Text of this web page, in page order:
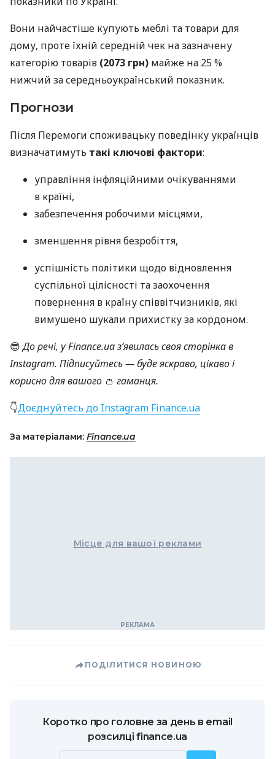
Вони найчастіше купують меблі та товари для
дому, проте їхній середній чек на зазначену
категорію товарів (2073 грн) майже на 25 %
нижчий за середньоукраїнський показник.
Прогнози
Після Перемоги споживацьку поведінку українців
визначатимуть такі ключові фактори:
управління інфляційними очікуваннями
в країні,
забезпечення робочими місцями,
зменшення рівня безробіття,
успішність політики щодо відновлення
суспільної цілісності та заохочення
повернення в країну співвітчизників, які
вимушено шукали прихистку за кордоном.
😎До речі, у Finance.uaз’явилась своя сторінкав
Instagram. Підписуйтесь — буде яскраво, цікаво і
корисно для вашого 👛 гаманця.
👇Доєднуйтесь до Instagram Finance.ua
За матеріалами: Finance.ua
Місце для вашої реклами
ПОДІЛИТИСЯ НОВИНОЮ
Коротко про головне за день в email
розсилці finance.ua